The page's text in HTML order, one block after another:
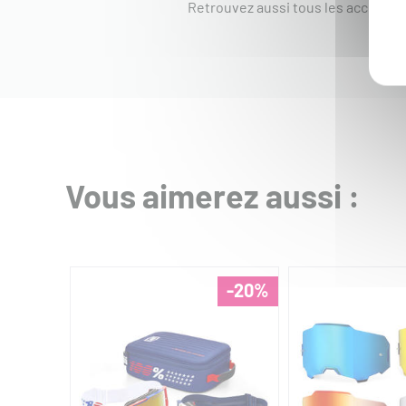
Retrouvez aussi tous les
Vous aimerez aussi :
-20%